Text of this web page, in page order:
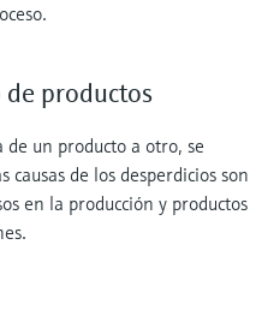
de productos
de un producto a otro, se
causas de los desperdicios son
en la producción y productos